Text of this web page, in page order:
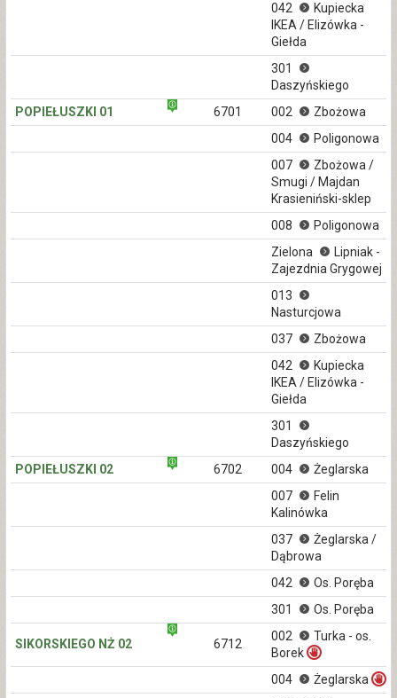
042
Kupiecka
IKEA / Elizówka -
Giełda
301
Daszyńskiego
POPIEŁUSZKI 01
6701 002
Zbożowa
004
Poligonowa
007
Zbożowa /
Smugi / Majdan
Krasieniński-sklep
008
Poligonowa
Zielona
Lipniak -
Zajezdnia Grygowej
013
Nasturcjowa
037
Zbożowa
042
Kupiecka
IKEA / Elizówka -
Giełda
301
Daszyńskiego
POPIEŁUSZKI 02
6702 004
Żeglarska
007
Felin
Kalinówka
037
Żeglarska /
Dąbrowa
042
Os. Poręba
301
Os. Poręba
SIKORSKIEGO NŻ 02 6712
002
Turka - os.
Borek
004
Żeglarska